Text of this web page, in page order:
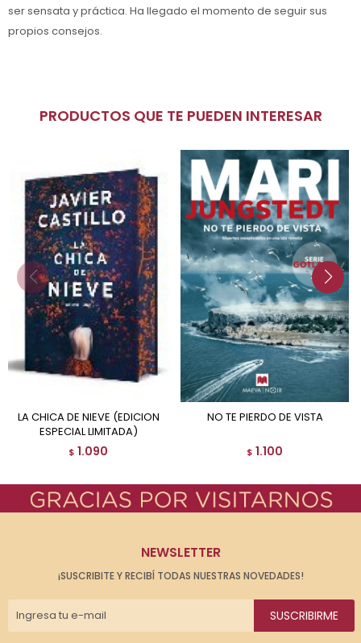
ser sensata y práctica. Ha llegado el momento de seguir sus
propios consejos.
PRODUCTOS QUE TE PUEDEN INTERESAR
LA CHICA DE NIEVE (EDICION
ESPECIAL LIMITADA)
$ 1.090
NO TE PIERDO DE VISTA
$ 1.100
NEWSLETTER
¡SUSCRIBITE Y RECIBÍ TODAS NUESTRAS NOVEDADES!
SUSCRIBIRME